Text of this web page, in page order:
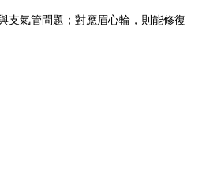
支氣管問題；對應眉心輪，則能修復